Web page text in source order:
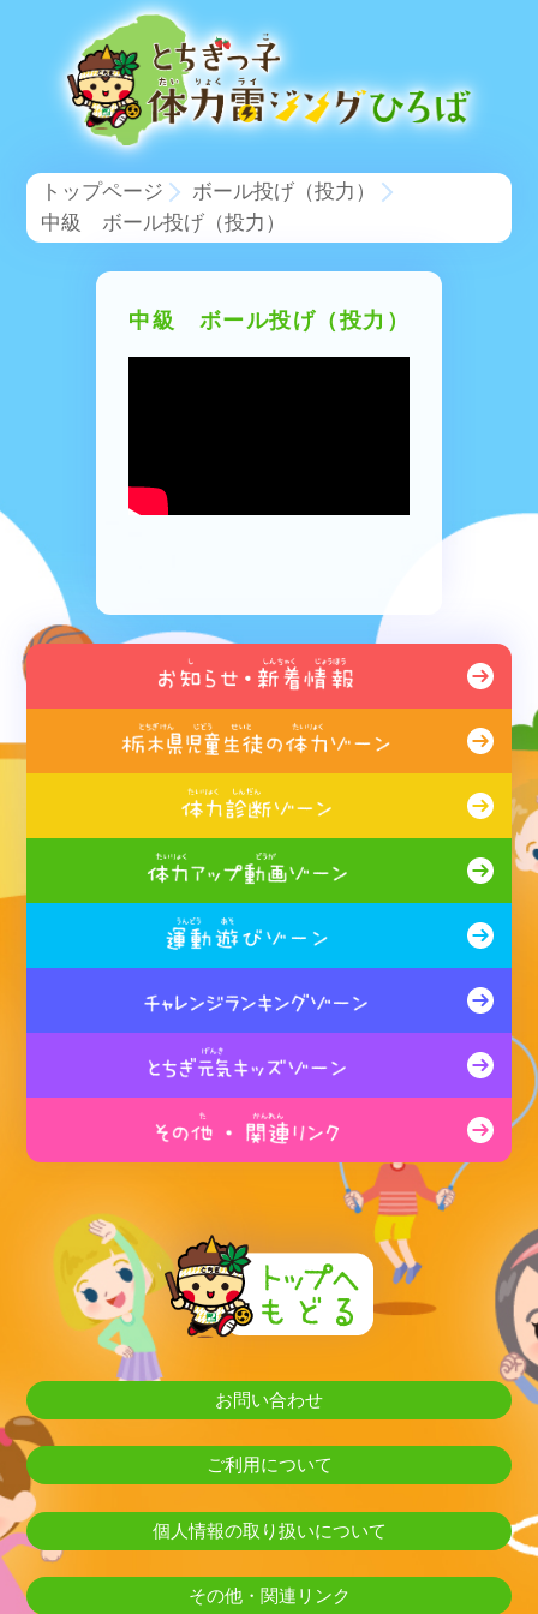
トップページ
ボール投げ（投力）
中級 ボール投げ（投力）
中級 ボール投げ（投力）
お問い合わせ
ご利用について
個人情報の取り扱いについて
その他・関連リンク